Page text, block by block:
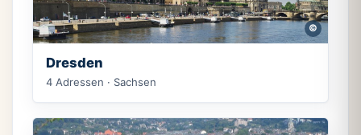
©
Dresden
4 Adressen · Sachsen